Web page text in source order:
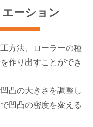
ーション
方法、ローラーの種
作り出すことができ
凸の大きさを調整し
凹凸の密度を変える